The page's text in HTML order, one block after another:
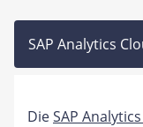
SAP Analytics
DieSAP